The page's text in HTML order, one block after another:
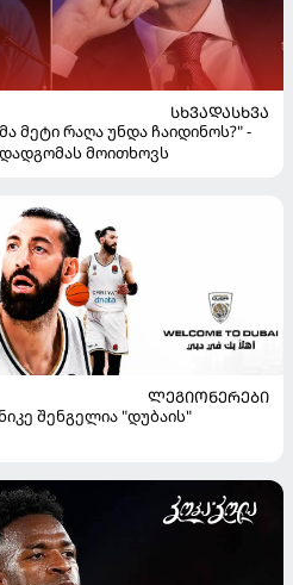
ᲡᲮᲕᲐᲓᲐᲡᲮᲕᲐ
მეტი რაღა უნდა ჩაიდინოს?" -
მოითხოვს
ᲚᲔᲒᲘᲝᲜᲔᲠᲔᲑᲘ
შენგელია "დუბაის"